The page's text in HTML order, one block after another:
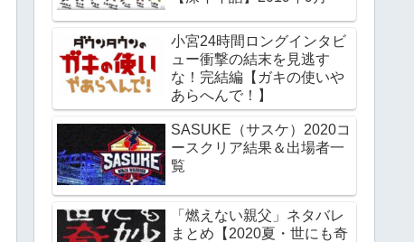
小宮24時間ロングインタビ
ュー衝撃の結末を見逃す
な！完結編【ガキの使いや
あらへんで！】
SASUKE（サスケ）2020コ
ースクリア結果＆出場者一
覧
「燃えない親父」ネタバレ
まとめ【2020夏・世にも奇